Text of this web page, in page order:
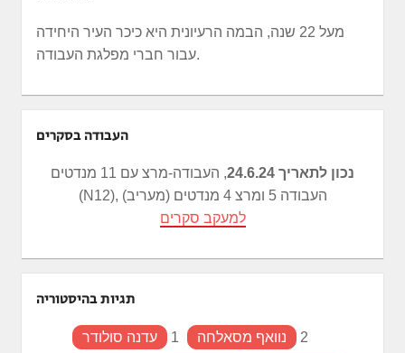
מעל 22 שנה, הבמה הרעיונית היא כיכר העיר היחידה
עבור חברי מפלגת העבודה.
העבודה בסקרים
נכון לתאריך 24.6.24
, העבודה-מרצ עם 11 מנדטים
(N12), העבודה 5 ומרצ 4 מנדטים (מעריב)
למעקב סקרים
תגיות בהיסטוריה
עדנה סולודר 1 נוואף מסאלחה 2